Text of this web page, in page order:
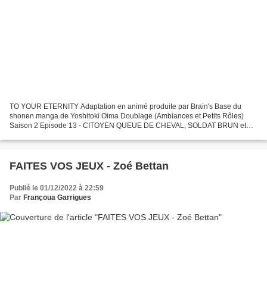
TO YOUR ETERNITY Adaptation en animé produite par Brain's Base du
shonen manga de Yoshitoki Oima Doublage (Ambiances et Petits Rôles)
Saison 2 Episode 13 - CITOYEN QUEUE DE CHEVAL, SOLDAT BRUN et
FAITES VOS JEUX - Zoé Bettan
Publié le 01/12/2022 à 22:59
Par Françoua Garrigues